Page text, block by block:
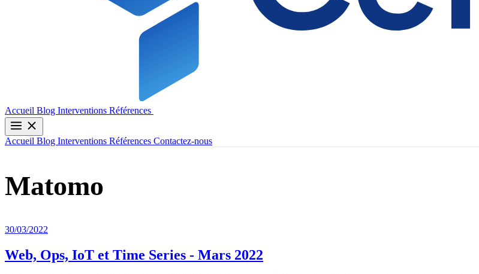
Accueil Blog Interventions Références
Accueil Blog Interventions Références Contactez-nous
Matomo
30/03/2022
Web, Ops, IoT et Time Series - Mars 2022